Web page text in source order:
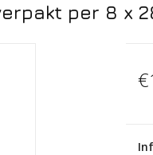
per 8 x